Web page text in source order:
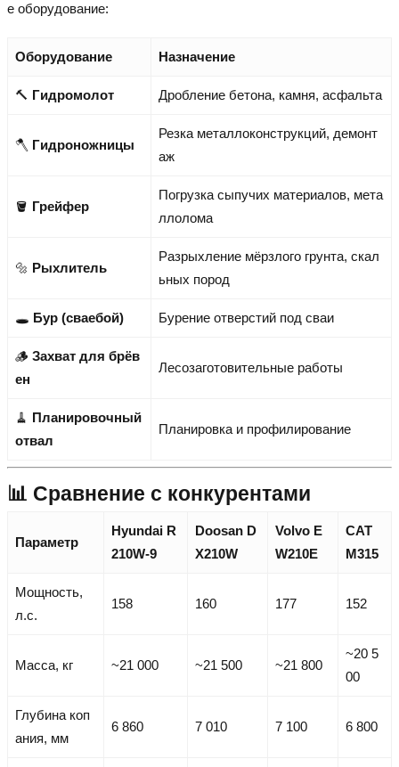
е оборудование:
Оборудование Назначение
🔨 Гидромолот Дробление бетона, камня, асфальта
🪓 Гидроножницы
Резка металлоконструкций, демонт
аж
🪣 Грейфер
Погрузка сыпучих материалов, мета
ллолома
🔩 Рыхлитель
Разрыхление мёрзлого грунта, скал
ьных пород
🕳️ Бур (сваебой) Бурение отверстий под сваи
🪵 Захват для брёв
ен
Лесозаготовительные работы
🧹 Планировочный
отвал
Планировка и профилирование
📊 Сравнение с конкурентами
Параметр
Hyundai R
210W-9
Doosan D
X210W
Volvo E
W210E
CAT
M315
Мощность,
л.с.
158 160 177 152
Масса, кг ~21 000 ~21 500 ~21 800
~20 5
00
Глубина коп
ания, мм
6 860 7 010 7 100 6 800